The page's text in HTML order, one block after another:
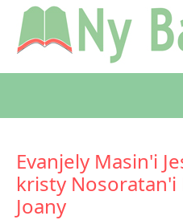
Evanjely Masin'i
kristy Nosoratan'i
Joany